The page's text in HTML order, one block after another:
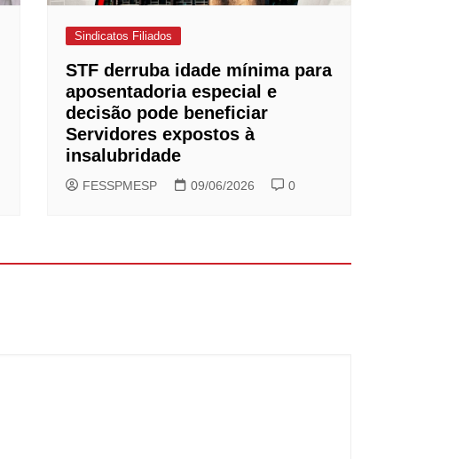
Sindicatos Filiados
STF derruba idade mínima para
aposentadoria especial e
decisão pode beneficiar
Servidores expostos à
insalubridade
FESSPMESP 09/06/2026 0